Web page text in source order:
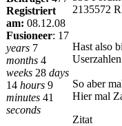
Registriert
am: 08.12.08
Fusioneer: 17
years 7
months 4
weeks 28 days
14 hours 9
minutes 41
seconds
2135572
Hast also
So aber
Hier mal
Zitat